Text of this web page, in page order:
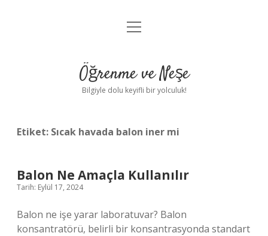
Anasayfa
Yasal Uyarı
menüyü
Öğrenme ve Neşe
Bilgiyle dolu keyifli bir yolculuk!
Etiket: Sıcak havada balon iner mi
Balon Ne Amaçla Kullanılır
Tarih: Eylül 17, 2024
Balon ne işe yarar laboratuvar? Balon
konsantratörü, belirli bir konsantrasyonda standart